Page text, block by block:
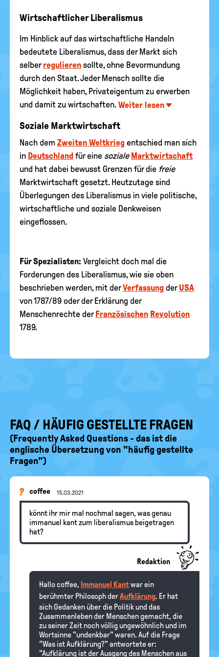
Wirtschaftlicher Liberalismus
Im Hinblick auf das wirtschaftliche Handeln
bedeutete Liberalismus, dass der Markt sich
selberregulieren sollte, ohne Bevormundung
durch den Staat. Jeder Mensch sollte die
Möglichkeit haben, Privateigentum zu erwerben
und damit zu wirtschaften. Weiter lesen
Soziale Marktwirtschaft
Nach dem Zweiten Weltkrieg entschied man sich
in Deutschland für eine soziale Marktwirtschaft
und hat dabei bewusst Grenzen für die freie
Marktwirtschaft gesetzt. Heutzutage sind
Überlegungen des Liberalismus in viele politische,
wirtschaftliche und soziale Denkweisen
eingeflossen.
Für Spezialisten: Vergleicht doch mal die
Forderungen des Liberalismus, wie sie oben
beschrieben werden, mit derVerfassung derUSA
von 1787/89 oder der Erklärung der
Menschenrechte der Französischen Revolution
1789.
FAQ / HÄUFIG GESTELLTE FRAGEN
(Frequently Asked Questions - das ist die
englische Übersetzung von "häufig gestellte
Fragen")
coffee 15.03.2021
könnt ihr mir mal nochmal sagen, was genau
immanuel kant zum liberalismus beigetragen
hat?
Redaktion
Hallo coffee, Immanuel Kantwar ein
berühmter Philosoph derAufklärung. Er hat
sich Gedanken über die Politik und das
Zusammenleben der Menschen gemacht, die
zu seiner Zeit noch völlig ungewöhnlich und im
Wortsinne "undenkbar" waren. Auf die Frage
"Was ist Aufklärung?" antwortete er:
"Aufklärung ist der Ausgang des Menschen aus